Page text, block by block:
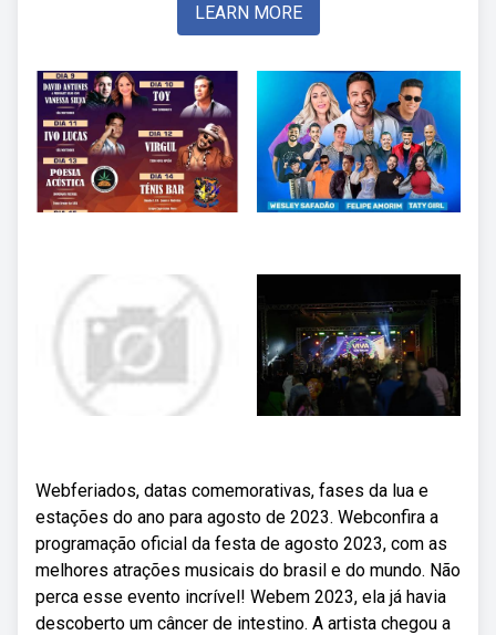
LEARN MORE
Webferiados, datas comemorativas, fases da lua e
estações do ano para agosto de 2023. Webconfira a
programação oficial da festa de agosto 2023, com as
melhores atrações musicais do brasil e do mundo. Não
perca esse evento incrível! Webem 2023, ela já havia
descoberto um câncer de intestino. A artista chegou a